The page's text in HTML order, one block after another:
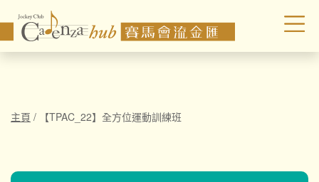
主頁 / 【TPAC_22】全方位運動訓練班